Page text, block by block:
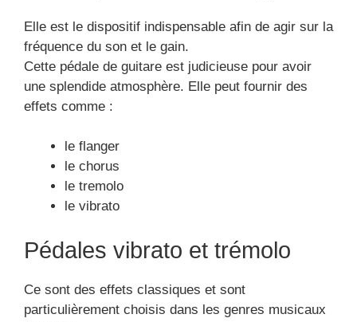
Elle est le dispositif indispensable afin de agir sur la
fréquence du son et le gain.
Cette pédale de guitare est judicieuse pour avoir
une splendide atmosphère. Elle peut fournir des
effets comme :
le flanger
le chorus
le tremolo
le vibrato
Pédales vibrato et trémolo
Ce sont des effets classiques et sont
particulièrement choisis dans les genres musicaux